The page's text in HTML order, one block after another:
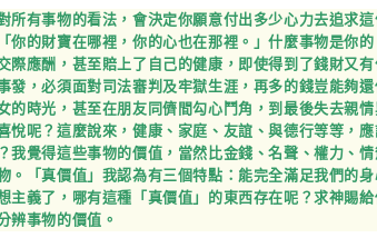
所有事物的看法，會決定你願意付出多少心力去追求
你的財寶在哪裡，你的心也在那裡。」什麼事物是你
際應酬，甚至賠上了自己的健康，即使得到了錢財又
發，必須面對司法審判及牢獄生涯，再多的錢豈能夠
的時光，甚至在朋友同儕間勾心鬥角，到最後失去親
悅呢？這麼說來，健康、家庭、友誼、與德行等等，
我覺得這些事物的價值，當然比金錢、名聲、權力、
。「真價值」我認為有三個特點：能完全滿足我們的
主義了，哪有這種「真價值」的東西存在呢？求神賜
辨事物的價值。